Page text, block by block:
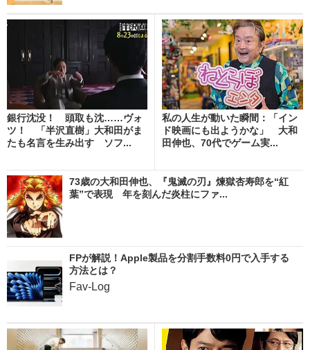
銀行沈没！ 頭取も沈……ヴォ
ツ！ 「半沢直樹」大和田がま
たも名言を生み出す ソフ...
私の人生が動いた瞬間：「イン
ド映画にも出ようかな」 大和
田伸也、70代でゲーム実...
73歳の大和田伸也、『鬼滅の刃』煉獄杏寿郎を“紅
葉”で表現 年を刻んだ炎柱にファ...
FPが解説！Apple製品を分割手数料0円で入手する
方法とは？
Fav-Log